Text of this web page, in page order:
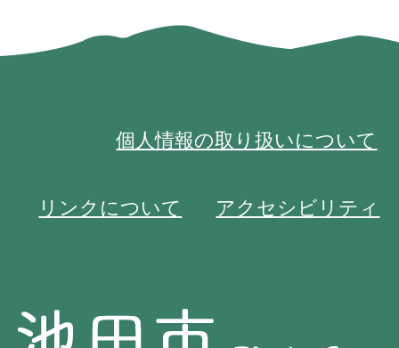
個人情報の取り扱いについて
リンクについて アクセシビリティ
池
田